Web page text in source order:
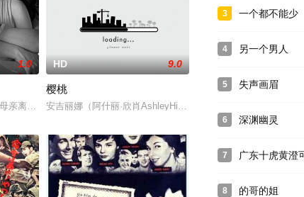
尔 Bar
让新郎洪天照靠近自己，洪天照以为唐琬生病了，便亲自去请医生，结
1.0
亲离家后，少女艾伦与父亲过着近乎与世隔绝的生活，唯有好友玛丽安
HD 9.0
樱桃
安吉丽娜（阿什丽·欣肖AshleyHinshaw饰）再也无法忍受那
3 一个都不能少
4 另一个男人
5 失声画眉
6 深渊幽灵
7 广东十虎黄澄
8 的哥的姐